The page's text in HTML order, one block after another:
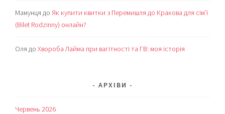
Мамунця до Як купити квитки з Перемишля до Кракова для сім’ї
(Bilet Rodzinny) онлайн?
Оля доХвороба Лайма при вагітності та ГВ: моя історія
АРХІВИ
Червень 2026